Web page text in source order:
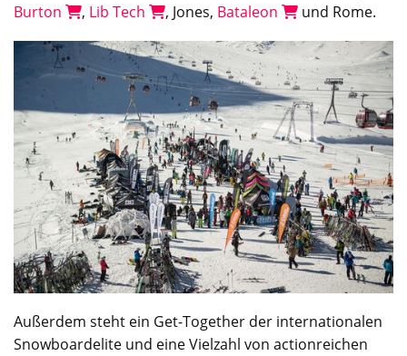
Burton
, Lib Tech , Jones, Bataleon und Rome.
Außerdem steht ein Get-Together der internationalen
Snowboardelite und eine Vielzahl von actionreichen